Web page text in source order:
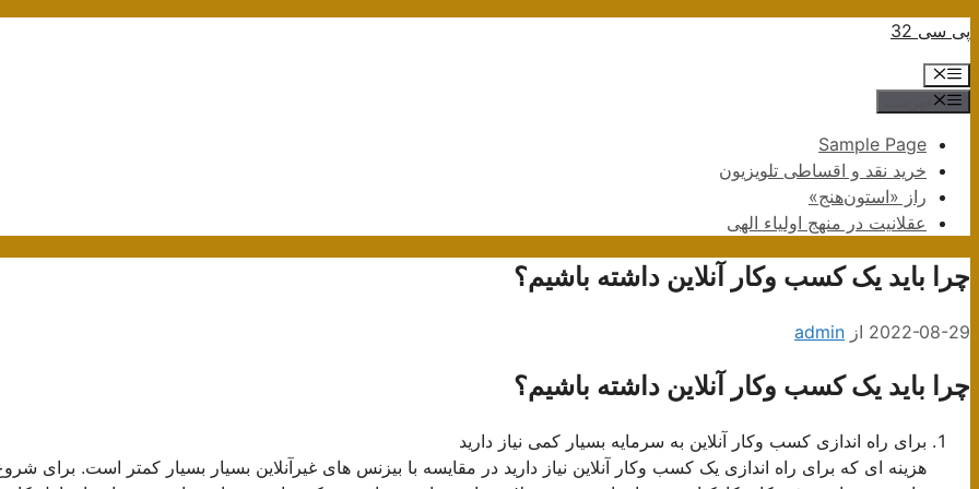
پرش
محتوا
پی سی 32
فهرست
Sample Page
خرید نقد و اقساطی تلویزیون
راز «استون‌هنج»
عقلانیت در منهج اولیاء الهی
چرا باید یک کسب وکار آنلاین داشته باشیم؟
2022-08-29 از admin
چرا باید یک کسب وکار آنلاین داشته باشیم؟
برای راه اندازی کسب وکار آنلاین به سرمایه بسیار کمی نیاز دارید
هزینه ای که برای راه اندازی یک کسب وکار آنلاین نیاز دارید در مقایسه با بیزنس های غیرآنلاین بسیار بسیار کمتر است. برای